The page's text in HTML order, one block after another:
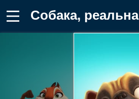
Собака, реальная белка, мышь, the nut Картинка